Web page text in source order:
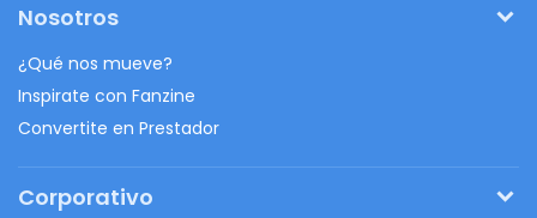
Nosotros
¿Qué nos mueve?
Inspirate con Fanzine
Convertite en Prestador
Corporativo